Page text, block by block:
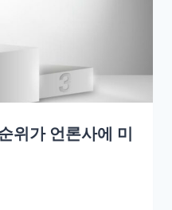
위가 언론사에 미